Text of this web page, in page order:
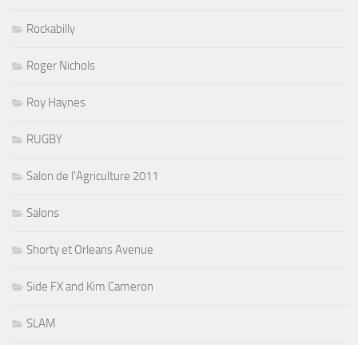
Rockabilly
Roger Nichols
Roy Haynes
RUGBY
Salon de l'Agriculture 2011
Salons
Shorty et Orleans Avenue
Side FX and Kim Cameron
SLAM